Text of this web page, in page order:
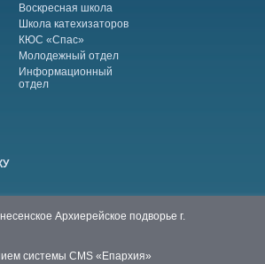
Воскресная школа
Школа катехизаторов
КЮС «Спас»
Молодежный отдел
Информационный
отдел
Архиерейское подворье г.
системы CMS «Епархия»